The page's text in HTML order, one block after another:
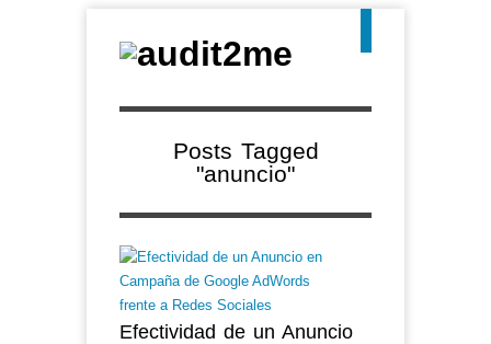
Posts Tagged
"anuncio"
Efectividad de un Anuncio